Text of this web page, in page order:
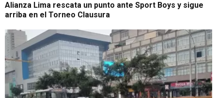
Alianza Lima rescata un punto ante Sport Boys y sigue
arriba en el Torneo Clausura